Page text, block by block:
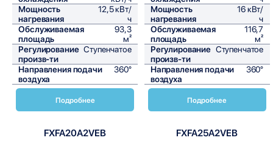
Мощность
нагревания
12,5 кВт/
ч
Обслуживаемая
площадь
93,3
м²
Регулирование
произв-ти
Ступенчатое
Направления подачи
воздуха
360°
Подробнее
Мощность
нагревания
16 кВт/
ч
Обслуживаемая
площадь
116,7
м²
Регулирование
произв-ти
Ступенчатое
Направления подачи
воздуха
360°
Подробнее
FXFA20A2VEB FXFA25A2VEB